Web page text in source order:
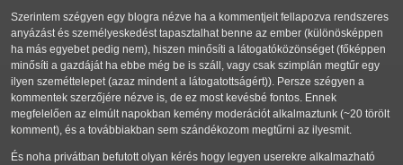
Szerintem szégyen egy blogra nézve ha a kommentjeit fellapozva rendszeres
anyázást és személyeskedést tapasztalhat benne az ember (különösképpen
ha más egyebet pedig nem), hiszen minősíti a látogatóközönséget (főképpen
minősíti a gazdáját ha ebbe még be is száll, vagy csak szimplán megtűr egy
ilyen szeméttelepet (azaz mindent a látogatottságért)). Persze szégyen a
kommentek szerzőjére nézve is, de ez most kevésbé fontos. Ennek
megfelelően az elmúlt napokban kemény moderációt alkalmaztunk (~20 törölt
komment), és a továbbiakban sem szándékozom megtűrni az ilyesmit.
És noha privátban befutott olyan kérés hogy legyen userekre alkalmazható